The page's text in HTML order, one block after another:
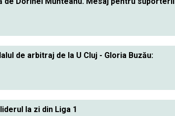
de arbitraj de la U Cluj - Gloria Buzău:
la zi din Liga 1